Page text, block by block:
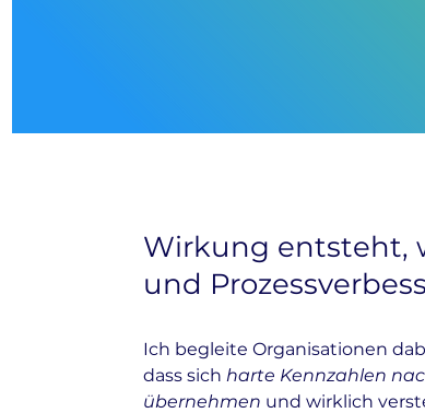
Wirkung entsteht,
und
Ich begleite Organisationen
dass sich harte Kennzahlen
übernehmen und wirklich